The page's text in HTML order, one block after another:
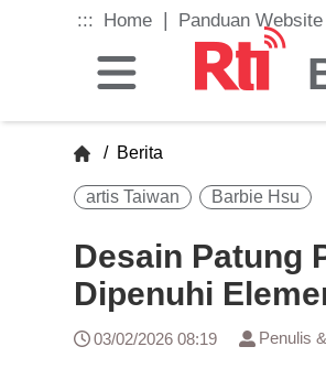
::: Home Panduan Website
/ Berita
artis Taiwan Barbie Hsu
Desain Patung
Dipenuhi
03/02/2026 08:19 Penulis